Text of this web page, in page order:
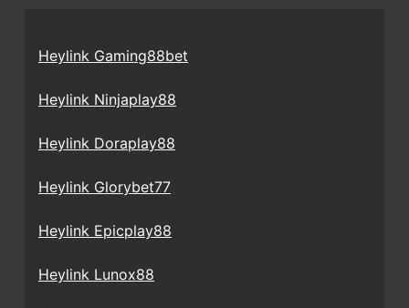
Heylink Gaming88bet
Heylink Ninjaplay88
Heylink Doraplay88
Heylink Glorybet77
Heylink Epicplay88
Heylink Lunox88